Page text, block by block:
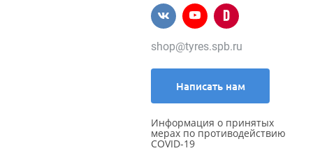
shop@tyres.spb.ru
Написать нам
Информация о принятых
мерах по противодействию
COVID-19